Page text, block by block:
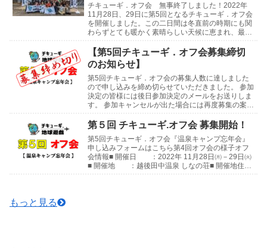
チキューギ．オフ会 無事終了しました！2022年
11月28日、29日に第5回となるチキューギ．オフ会
を開催しました。この二日間は冬直前の時期にも関
わらずとても暖かく素晴らしい天候に恵まれ、最高
「...
【第5回チキューギ．オフ会募集締切
のお知らせ】
第5回チキューギ．オフ会の募集人数に達しました
ので申し込みを締め切らせていただきました。 参加
決定の皆様には後日参加決定のメールをお送りしま
す。 参加キャンセルが出た場合には再度募集の案内
第4回...
第５回 チキューギ.オフ会 募集開始！
第5回チキューギ．オフ会『温泉キャンプ忘年会』
申し込みフォームはこちら第4回オフ会の様子オフ
会情報■ 開催日 ：2022年 11月28日㈪－29日㈫
■ 開催地 ：越後田中温泉 しなの荘■ 開催地住
もっと見る